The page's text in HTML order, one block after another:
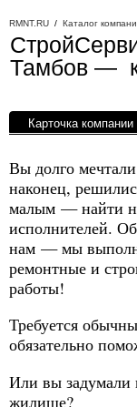
RMNT.RU / Каталог
Тамбов —
Карточка компании
Вы долго
наконец,
малым — найти
исполнителей.
нам — мы
ремонтные и
работы!
Требуется
обязательно
Или вы задумали
жилище?